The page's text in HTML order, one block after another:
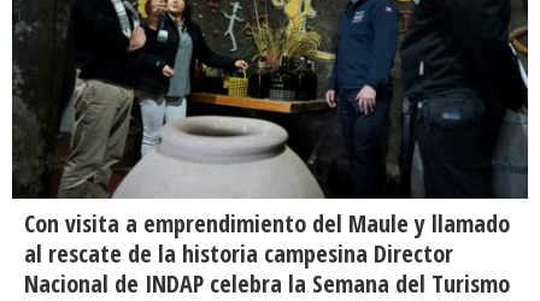
Con visita a emprendimiento del Maule y llamado
al rescate de la historia campesina Director
Nacional de INDAP celebra la Semana del Turismo